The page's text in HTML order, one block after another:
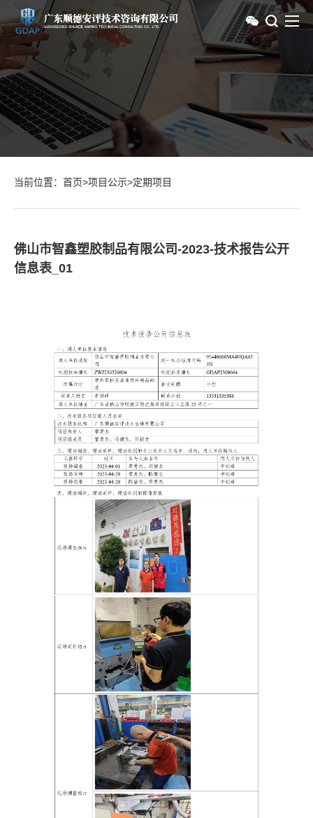
当前位置： 首页>项目公示>定期项目
佛山市智鑫塑胶制品有限公司-2023-技术报告公开
信息表_01